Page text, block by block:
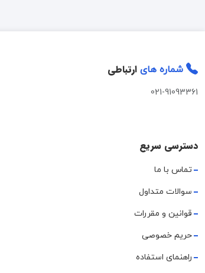
شماره های ارتباطی
021-91093361
دسترسی سریع
تماس با ما
سوالات متداول
قوانین و مقررات
حریم خصوصی
راهنمای استفاده